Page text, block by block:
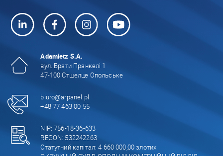
Adamietz S.A.
вул. Брати Пранкелі 1
47-100 Стшелце Опольське
biuro@arpanel.pl
+48 77 463 00 55
NIP: 756-18-36-633
REGON: 532242263
Статутний капітал: 4 660 000,00 злотих